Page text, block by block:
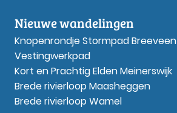
Nieuwe wandelingen
Knopenrondje Stormpad Breeveen
Vestingwerkpad
Kort en Prachtig Elden Meinerswijk
Brede rivierloop Maasheggen
Brede rivierloop Wamel